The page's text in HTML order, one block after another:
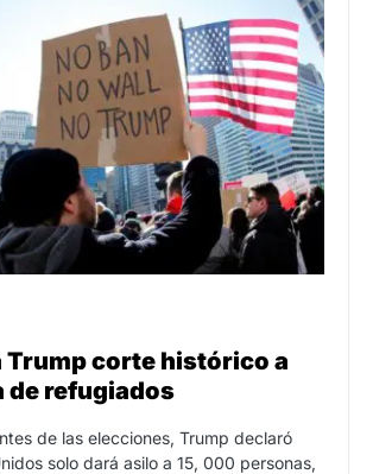
corte histórico a
de refugiados
de las elecciones, Trump declaró
solo dará asilo a 15, 000 personas,